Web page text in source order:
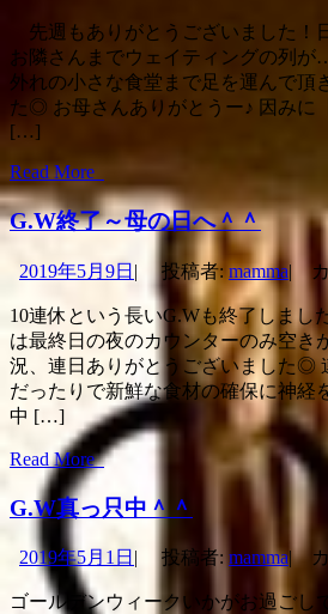
先週もありがとうございました！
お隣さんまでウェイティングの列
外れの小さな食堂まで足を運んで頂
た◎ お母さんありがとうー♪ 因みに
[…]
Read More
G.W終了～母の日へ＾＾
2019年5月9日 | 投稿者: mamma|
10連休という長いG.Wも終了しまし
は最終日の夜のカウンターのみ空き
況、連日ありがとうございました◎
だったりで新鮮な食材の確保に神経
中 […]
Read More
G.W真っ只中＾＾
2019年5月1日 | 投稿者: mamma|
ゴールデンウィークいかがお過ごし